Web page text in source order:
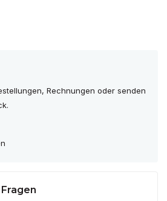
Rechnungen oder senden